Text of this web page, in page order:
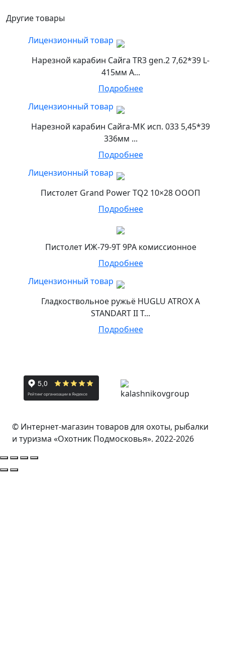
Другие товары
Лицензионный товар
Нарезной карабин Сайга TR3 gen.2 7,62*39 L-
415мм А...
Подробнее
Лицензионный товар
Нарезной карабин Сайга-МК исп. 033 5,45*39
336мм ...
Подробнее
Лицензионный товар
Пистолет Grand Power TQ2 10×28 ОООП
Подробнее
Пистолет ИЖ-79-9Т 9РА комиссионное
Подробнее
Лицензионный товар
Гладкоствольное ружьё HUGLU ATROX A
STANDART II T...
Подробнее
© Интернет-магазин товаров для охоты, рыбалки
и туризма «Охотник Подмосковья». 2022-2026